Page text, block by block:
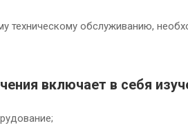
техническому обслуживанию,
включает в себя